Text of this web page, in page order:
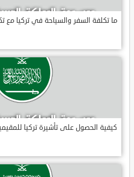
ما تكلفة السفر والسياحة في تركيا مع
كيفية الحصول على تأشيرة تركيا للمقيمين